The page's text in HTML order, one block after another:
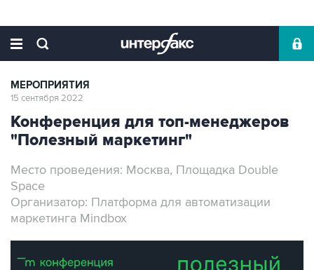
МЕРОПРИЯТИЯ
15 сентября 2022
Конференция для топ-менеджеров
"Полезный маркетинг"
Место проведения: Москва, Площадка Double
Space
Организатор: Платформа для автоматизации
маркетинга Mindbox